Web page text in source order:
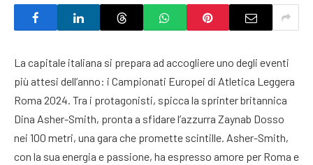
La capitale italiana si prepara ad accogliere uno degli eventi
più attesi dell’anno: i Campionati Europei di Atletica Leggera
Roma 2024. Tra i protagonisti, spicca la sprinter britannica
Dina Asher-Smith, pronta a sfidare l’azzurra Zaynab Dosso
nei 100 metri, una gara che promette scintille. Asher-Smith,
con la sua energia e passione, ha espresso amore per Roma e